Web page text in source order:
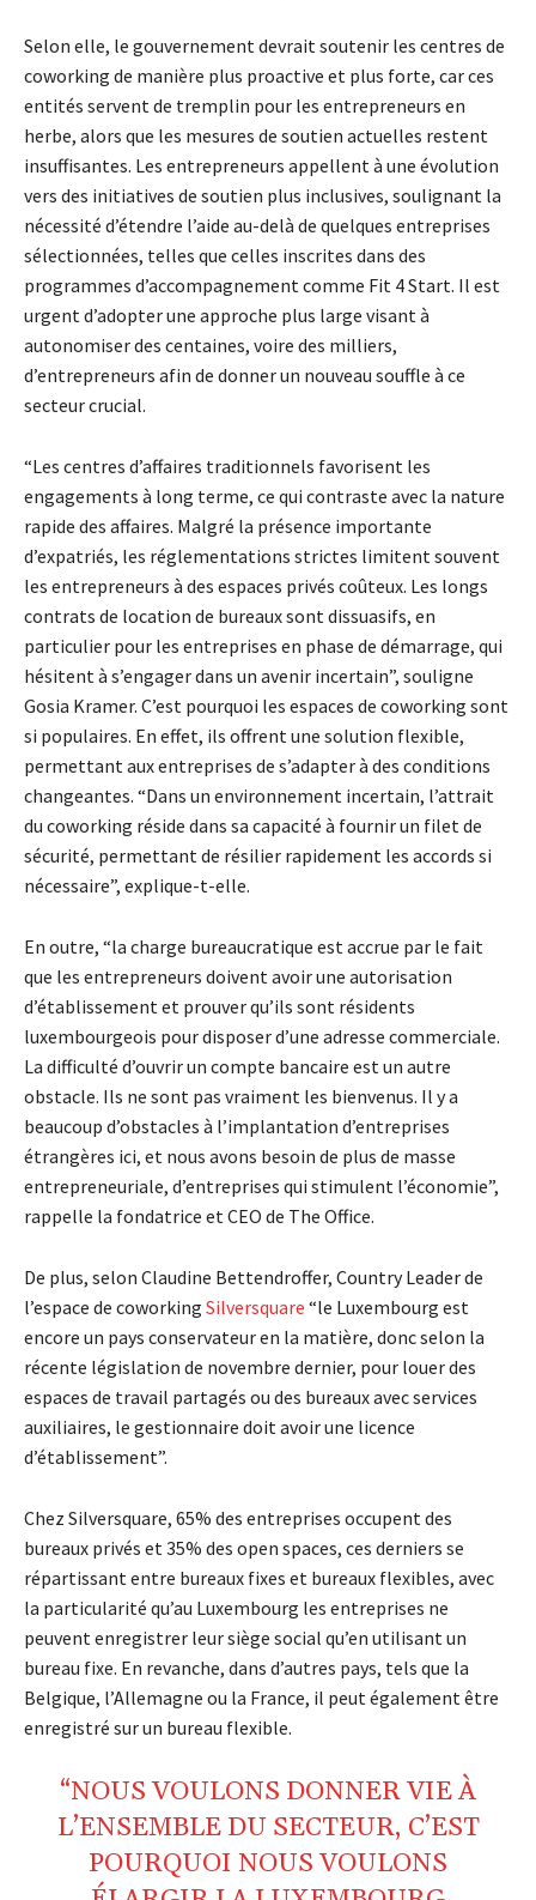
Selon elle, le gouvernement devrait soutenir les centres de
coworking de manière plus proactive et plus forte, car ces
entités servent de tremplin pour les entrepreneurs en
herbe, alors que les mesures de soutien actuelles restent
insuffisantes. Les entrepreneurs appellent à une évolution
vers des initiatives de soutien plus inclusives, soulignant la
nécessité d’étendre l’aide au-delà de quelques entreprises
sélectionnées, telles que celles inscrites dans des
programmes d’accompagnement comme Fit 4 Start. Il est
urgent d’adopter une approche plus large visant à
autonomiser des centaines, voire des milliers,
d’entrepreneurs afin de donner un nouveau souffle à ce
secteur crucial.
“Les centres d’affaires traditionnels favorisent les
engagements à long terme, ce qui contraste avec la nature
rapide des affaires. Malgré la présence importante
d’expatriés, les réglementations strictes limitent souvent
les entrepreneurs à des espaces privés coûteux. Les longs
contrats de location de bureaux sont dissuasifs, en
particulier pour les entreprises en phase de démarrage, qui
hésitent à s’engager dans un avenir incertain”, souligne
Gosia Kramer. C’est pourquoi les espaces de coworking sont
si populaires. En effet, ils offrent une solution flexible,
permettant aux entreprises de s’adapter à des conditions
changeantes. “Dans un environnement incertain, l’attrait
du coworking réside dans sa capacité à fournir un filet de
sécurité, permettant de résilier rapidement les accords si
nécessaire”, explique-t-elle.
En outre, “la charge bureaucratique est accrue par le fait
que les entrepreneurs doivent avoir une autorisation
d’établissement et prouver qu’ils sont résidents
luxembourgeois pour disposer d’une adresse commerciale.
La difficulté d’ouvrir un compte bancaire est un autre
obstacle. Ils ne sont pas vraiment les bienvenus. Il y a
beaucoup d’obstacles à l’implantation d’entreprises
étrangères ici, et nous avons besoin de plus de masse
entrepreneuriale, d’entreprises qui stimulent l’économie”,
rappelle la fondatrice et CEO de The Office.
De plus, selon Claudine Bettendroffer, Country Leader de
l’espace de coworking Silversquare “le Luxembourg est
encore un pays conservateur en la matière, donc selon la
récente législation de novembre dernier, pour louer des
espaces de travail partagés ou des bureaux avec services
auxiliaires, le gestionnaire doit avoir une licence
d’établissement”.
Chez Silversquare, 65% des entreprises occupent des
bureaux privés et 35% des open spaces, ces derniers se
répartissant entre bureaux fixes et bureaux flexibles, avec
la particularité qu’au Luxembourg les entreprises ne
peuvent enregistrer leur siège social qu’en utilisant un
bureau fixe. En revanche, dans d’autres pays, tels que la
Belgique, l’Allemagne ou la France, il peut également être
enregistré sur un bureau flexible.
“NOUS VOULONS DONNER VIE À
L’ENSEMBLE DU SECTEUR, C’EST
POURQUOI NOUS VOULONS